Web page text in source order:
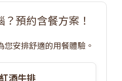
預約含餐方案！
安排舒適的用餐體驗。
酒牛排